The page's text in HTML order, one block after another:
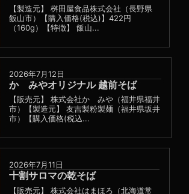
【製造元】 桝田屋食品株式会社（長野県
飯山市）【購入価格(税込)】422円
（160g）【特徴】 飯山...
2026年7月12日
かゞみやオリジナル 越前そば
【販売元】 株式会社かゞみや（福井県福井
市）【製造元】 友吉製粉製麺（福井県坂井
市）【購入価格(税込...
2026年7月11日
十割サロマの乾そば
【販売元】 株式会社はまほろ（北海道常